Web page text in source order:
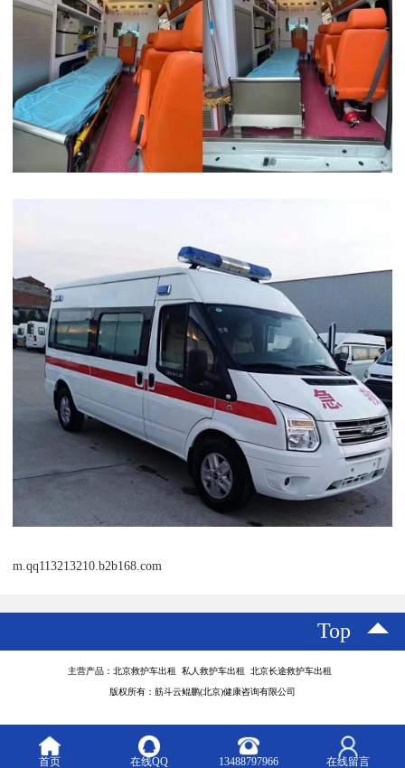
m.qq113213210.b2b168.com
Top
主营产品：北京救护车出租 私人救护车出租 北京长途救护车出租
版权所有：筋斗云鲲鹏(北京)健康咨询有限公司
首页 在线QQ 13488797966 在线留言